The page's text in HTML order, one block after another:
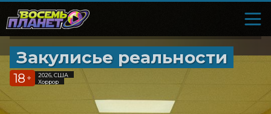
Закулисье реальности
18 +
2026, США
Хоррор